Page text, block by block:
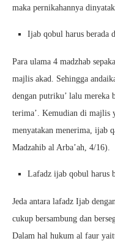
maka pernikahannya
Ijab qobul harus berada
Para ulama 4 madzhab
majlis akad. Sehingga
dengan putriku’ lalu mereka
terima’. Kemudian di majlis
menyatakan menerima, ijab
Madzahib al Arba’ah, 4/16).
Lafadz ijab qobul harus
Jeda antara lafadz Ijab
cukup bersambung dan
Dalam hal hukum al faur